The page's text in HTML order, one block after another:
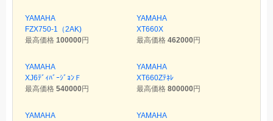
YAMAHA
FZX750-1（2AK)
最高価格 100000円
YAMAHA
XT660X
最高価格 462000円
YAMAHA
XJ6ﾃﾞｨﾊﾞｰｼﾞｮﾝＦ
最高価格 540000円
YAMAHA
XT660Zﾃﾈﾚ
最高価格 800000円
YAMAHA
YAMAHA